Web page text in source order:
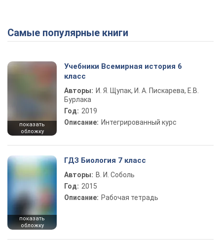
Самые популярные книги
показать
обложку
Учебники Всемирная история 6
класс
Авторы: И. Я. Щупак, И. А. Пискарева, Е.В.
Бурлака
Год: 2019
Описание: Интегрированный курс
показать
обложку
ГДЗ Биология 7 класс
Авторы: В. И. Соболь
Год: 2015
Описание: Рабочая тетрадь